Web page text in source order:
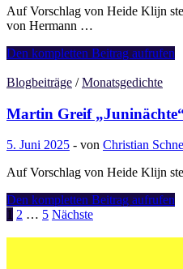
Auf Vorschlag von Heide Klijn
von Hermann …
Hermann
„September“
Den kompletten Beitrag aufrufen
Blogbeiträge /Monatsgedichte
Martin Greif
5. Juni 2025 - von Christian
Auf Vorschlag von Heide Klijn
Martin
Greif
Den kompletten Beitrag aufrufen
Seitennummerierung
der
1 2 … 5 Nächste